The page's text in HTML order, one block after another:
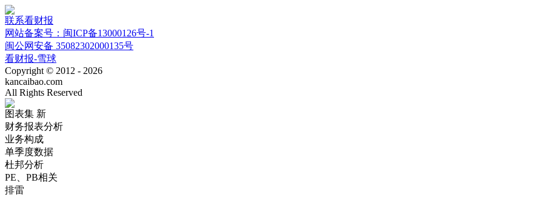
联系看财报
网站备案号：闽ICP备13000126号-1
闽公网安备 35082302000135号
看财报-雪球
Copyright © 2012 - 2026
kancaibao.com
All Rights Reserved
图表集 新
财务报表分析
业务构成
单季度数据
杜邦分析
PE、PB相关
排雷